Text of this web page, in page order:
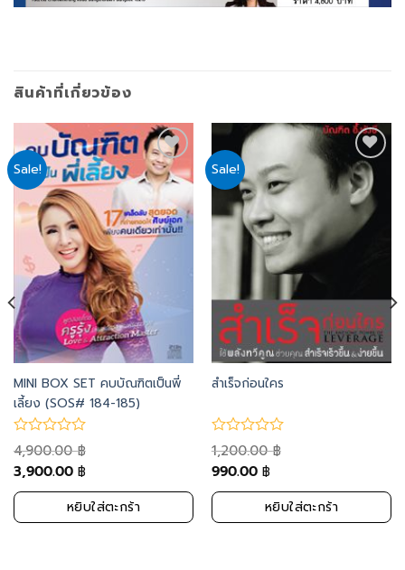
สินค้าที่เกี่ยวข้อง
Sale!
Add
to
wishlist
MINI BOX SET คบบัณฑิตเป็นพี่
เลี้ยง (SOS# 184-185)
4,900.00฿
3,900.00 ฿
หยิบใส่ตะกร้า
Sale!
Add
to
wishlist
สำเร็จก่อนใคร
1,200.00฿
990.00 ฿
หยิบใส่ตะกร้า